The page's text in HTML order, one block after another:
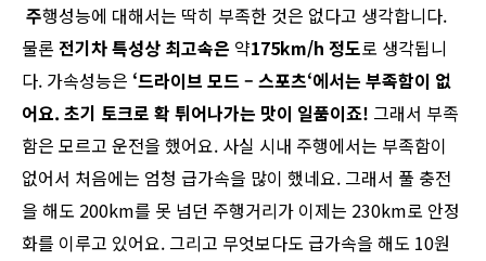
주행성능에 대해서는 딱히 부족한 것은 없다고 생각합니다.
물론 전기차특성상 최고속은 약175km/h 정도로 생각됩니
다. 가속성능은 ‘드라이브 모드 – 스포츠‘에서는 부족함이 없
어요. 초기 토크로 확 튀어나가는 맛이 일품이죠! 그래서 부족
함은 모르고 운전을 했어요. 사실 시내 주행에서는 부족함이
없어서 처음에는 엄청 급가속을 많이 했네요. 그래서 풀 충전
을 해도 200km를 못 넘던 주행거리가 이제는 230km로 안정
화를 이루고 있어요. 그리고 무엇보다도 급가속을 해도 10원